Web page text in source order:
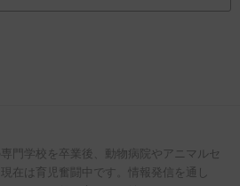
門学校を卒業後、動物病院やアニマルセ
在は育児奮闘中です。情報発信を通し